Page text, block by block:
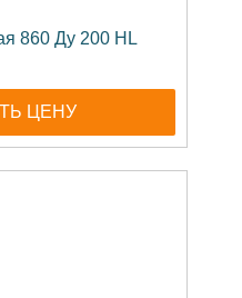
860 Ду 200 HL
ЦЕНУ